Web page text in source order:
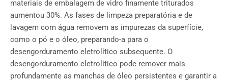
materiais de embalagem de vidro finamente triturados
aumentou 30%. As fases de limpeza preparatória e de
lavagem com água removem as impurezas da superfície,
como o pó e o óleo, preparando-a para o
desengorduramento eletrolítico subsequente. O
desengorduramento eletrolítico pode remover mais
profundamente as manchas de óleo persistentes e garantir a